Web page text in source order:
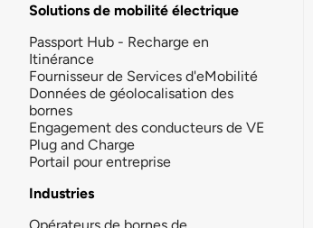
Solutions de mobilité électrique
Passport Hub - Recharge en
Itinérance
Fournisseur de Services d'eMobilité
Données de géolocalisation des
bornes
Engagement des conducteurs de VE
Plug and Charge
Portail pour entreprise
Industries